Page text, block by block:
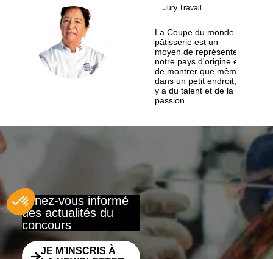
BRE
Jury Travail
La Coupe du monde de
pâtisserie est un
moyen de représenter
notre pays d'origine et
de montrer que même
dans un petit endroit, il
y a du talent et de la
passion.
Tenez-vous informé
des actualités du
concours
JE M’INSCRIS À